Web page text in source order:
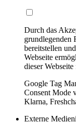
Durch das
grundlegenden
bereitstellen
Webseite
dieser
Google Tag
Consent Mode
Klarna,
Externe